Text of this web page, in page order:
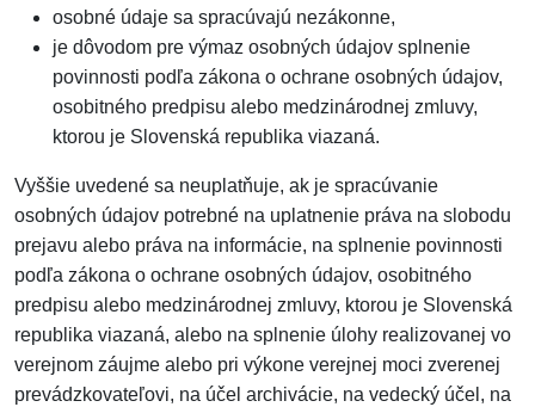
osobné údaje sa spracúvajú nezákonne,
je dôvodom pre výmaz osobných údajov splnenie
povinnosti podľa zákona o ochrane osobných údajov,
osobitného predpisu alebo medzinárodnej zmluvy,
ktorou je Slovenská republika viazaná.
Vyššie uvedené sa neuplatňuje, ak je spracúvanie
osobných údajov potrebné na uplatnenie práva na slobodu
prejavu alebo práva na informácie, na splnenie povinnosti
podľa zákona o ochrane osobných údajov, osobitného
predpisu alebo medzinárodnej zmluvy, ktorou je Slovenská
republika viazaná, alebo na splnenie úlohy realizovanej vo
verejnom záujme alebo pri výkone verejnej moci zverenej
prevádzkovateľovi, na účel archivácie, na vedecký účel, na